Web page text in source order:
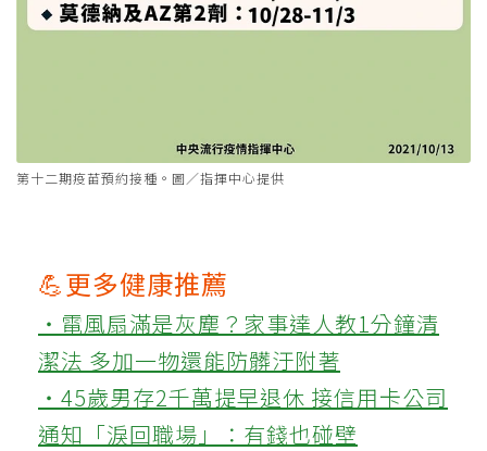
第十二期疫苗預約接種。圖／指揮中心提供
💪更多健康推薦
‧電風扇滿是灰塵？家事達人教1分鐘清
潔法 多加一物還能防髒汙附著
‧45歲男存2千萬提早退休 接信用卡公司
通知「淚回職場」：有錢也碰壁